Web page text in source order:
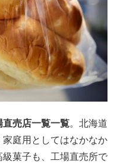
売店一覧一覧。北海道
庭用としてはなかなか
菓子も、工場直売所で